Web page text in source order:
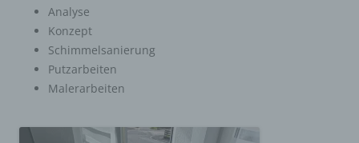
Analyse
Konzept
Schimmelsanierung
Putzarbeiten
Malerarbeiten